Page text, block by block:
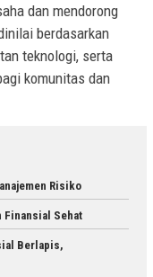
dan mendorong
berdasarkan
teknologi, serta
komunitas dan
Risiko
Finansial Sehat
Berlapis,